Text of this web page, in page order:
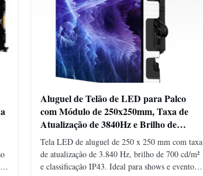
Aluguel de Telão de LED para Palco
com Módulo de 250x250mm, Taxa de
Atualização de 3840Hz e Brilho de
700cd/M2
Tela LED de aluguel de 250 x 250 mm com taxa
de atualização de 3.840 Hz, brilho de 700 cd/m²
e classificação IP43. Ideal para shows e eventos,